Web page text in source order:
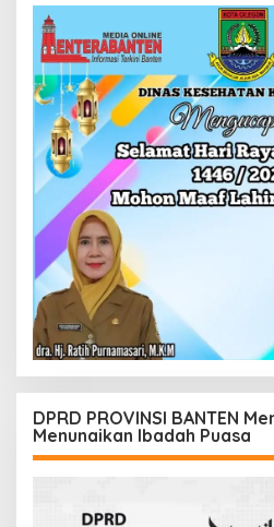
DPRD PROVINSI BANTEN
Menunaikan Ibadah Puasa